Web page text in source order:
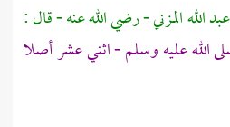
المزني- رضي الله عنه - قال :
عليه وسلم - اثني عشر أصلا